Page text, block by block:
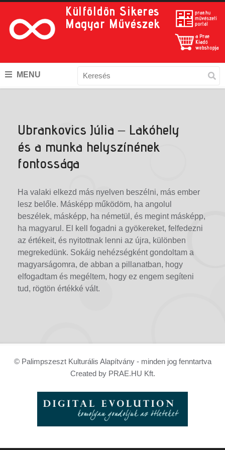
Külföldön Sikeres
Magyar Művészek
MENU
Ubrankovics Júlia – Lakóhely
és a munka helyszínének
fontossága
Ha valaki elkezd más nyelven beszélni, más ember
lesz belőle. Másképp működöm, ha angolul
beszélek, másképp, ha németül, és megint másképp,
ha magyarul. El kell fogadni a gyökereket, felfedezni
az értékeit, és nyitottnak lenni az újra, különben
megrekedünk. Sokáig nehézségként gondoltam a
magyarságomra, de abban a pillanatban, hogy
elfogadtam és megéltem, hogy ez engem segíteni
tud, rögtön értékké vált.
© Palimpszeszt Kulturális Alapítvány - minden jog fenntartva
Created by PRAE.HU Kft.